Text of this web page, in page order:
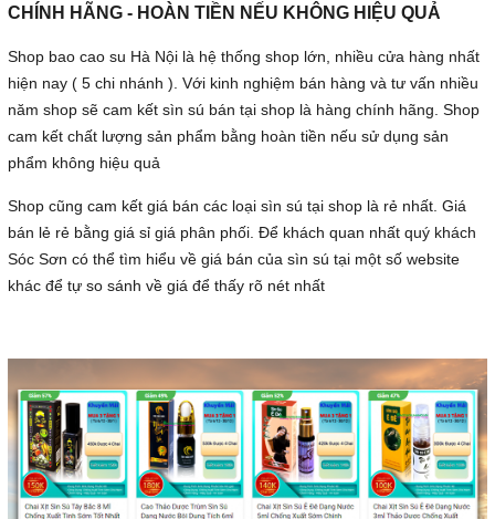
CHÍNH HÃNG - HOÀN TIỀN NẾU KHÔNG HIỆU QUẢ
Shop bao cao su Hà Nội là hệ thống shop lớn, nhiều cửa hàng nhất
hiện nay ( 5 chi nhánh ). Với kinh nghiệm bán hàng và tư vấn nhiều
năm shop sẽ cam kết sìn sú bán tại shop là hàng chính hãng. Shop
cam kết chất lượng sản phẩm bằng hoàn tiền nếu sử dụng sản
phẩm không hiệu quả
Shop cũng cam kết giá bán các loại sìn sú tại shop là rẻ nhất. Giá
bán lẻ rẻ bằng giá sỉ giá phân phối. Để khách quan nhất quý khách
Sóc Sơn có thể tìm hiểu về giá bán của sìn sú tại một số website
khác để tự so sánh về giá để thấy rõ nét nhất